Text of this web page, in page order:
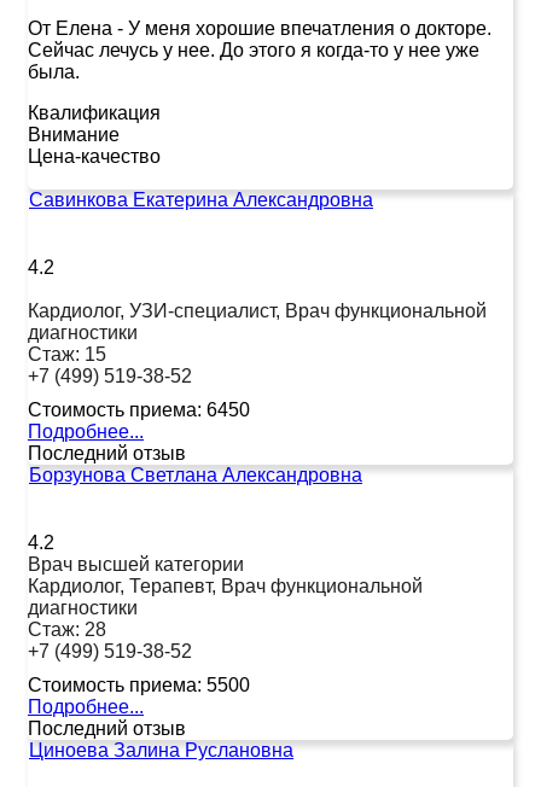
От Елена - У меня хорошие впечатления о докторе.
Сейчас лечусь у нее. До этого я когда-то у нее уже
была.
Квалификация
Внимание
Цена-качество
Савинкова Екатерина Александровна
4.2
Кардиолог, УЗИ-специалист, Врач функциональной
диагностики
Стаж: 15
+7 (499) 519-38-52
Стоимость приема: 6450
Подробнее...
Последний отзыв
Борзунова Светлана Александровна
4.2
Врач высшей категории
Кардиолог, Терапевт, Врач функциональной
диагностики
Стаж: 28
+7 (499) 519-38-52
Стоимость приема: 5500
Подробнее...
Последний отзыв
Циноева Залина Руслановна